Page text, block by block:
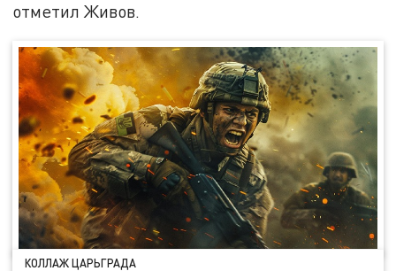
отметил Живов.
КОЛЛАЖ ЦАРЬГРАДА